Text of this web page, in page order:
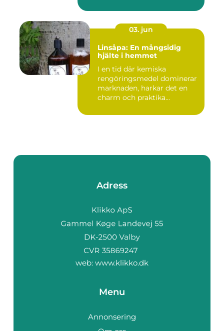
03. jun
Linsåpa: En mångsidig
hjälte i hemmet
I en tid där kemiska
rengöringsmedel dominerar
marknaden, harkar det en
charm och praktika...
Adress
web: www.klikko.dk
Menu
Annonsering